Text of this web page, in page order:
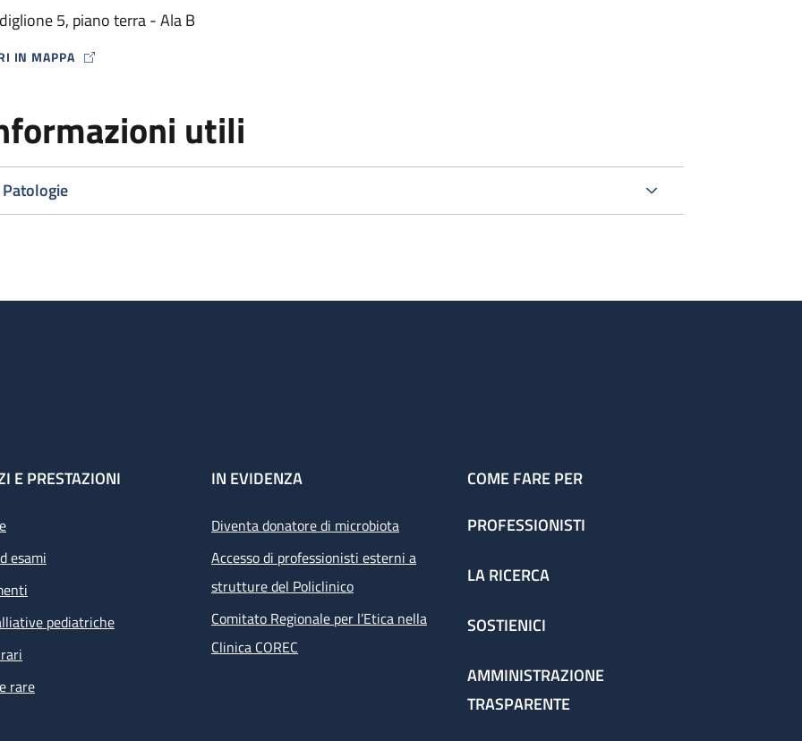
5, piano terra - Ala B
IN MAPPA
ICON
utili
Patologie
E PRESTAZIONI
esami
pediatriche
rare
IN EVIDENZA
Diventa donatore di microbiota
Accesso di professionisti esterni a
strutture del Policlinico
Comitato Regionale per l’Etica nella
Clinica COREC
COME FARE PER
PROFESSIONISTI
LA RICERCA
SOSTIENICI
AMMINISTRAZIONE
TRASPARENTE